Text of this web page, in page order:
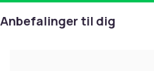
Anbefalinger til dig